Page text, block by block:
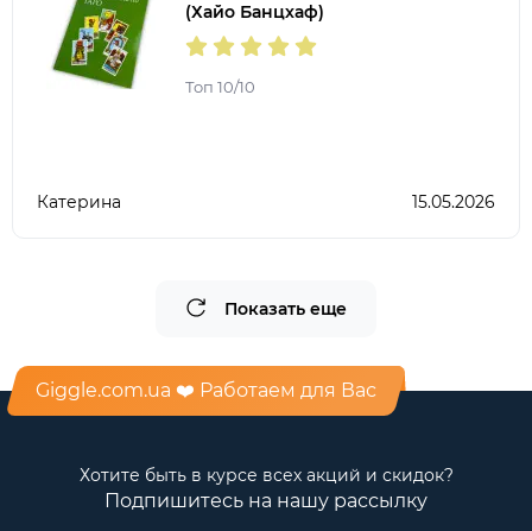
(Хайо Банцхаф)
Топ 10/10
Катерина 15.05.2026
Показать еще
Giggle.com.ua ❤️ Работаем для Вас
Хотите быть в курсе всех акций и скидок?
Подпишитесь на нашу рассылку